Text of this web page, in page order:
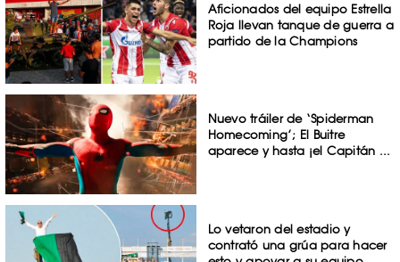
Aficionados del equipo Estrella
Roja llevan tanque de guerra a
partido de la Champions
Nuevo tráiler de ‘Spiderman
Homecoming’; El Buitre
aparece y hasta ¡el Capitán ...
Lo vetaron del estadio y
contrató una grúa para hacer